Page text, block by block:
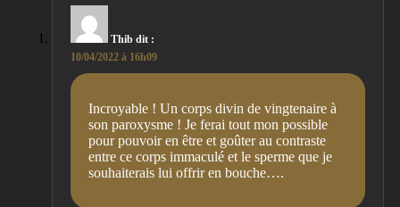
Thib dit :
10/04/2022 à 16h09
Incroyable ! Un corps divin de vingtenaire à
son paroxysme ! Je ferai tout mon possible
pour pouvoir en être et goûter au contraste
entre ce corps immaculé et le sperme que je
souhaiterais lui offrir en bouche….